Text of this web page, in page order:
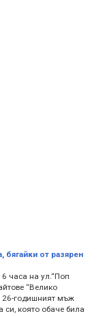
бягайки от разярен
часа на ул.“Поп
“Велико
26-годишният мъж
си, която обаче била